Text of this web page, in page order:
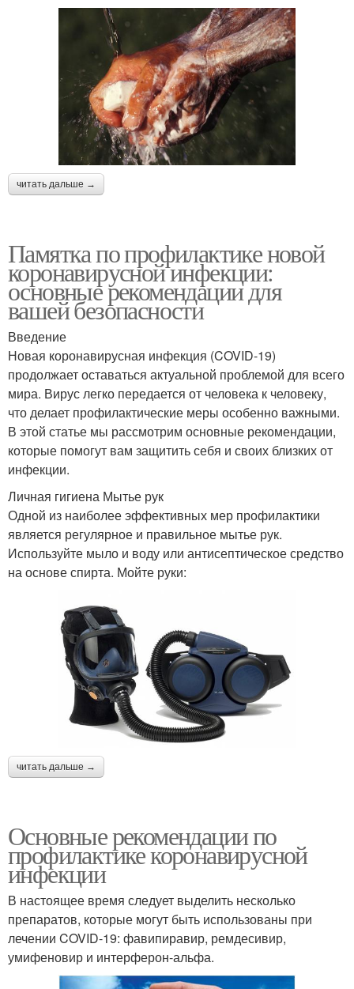
читать дальше →
Памятка по профилактике новой
коронавирусной инфекции:
основные рекомендации для
вашей безопасности
Введение
Новая коронавирусная инфекция (COVID-19)
продолжает оставаться актуальной проблемой для всего
мира. Вирус легко передается от человека к человеку,
что делает профилактические меры особенно важными.
В этой статье мы рассмотрим основные рекомендации,
которые помогут вам защитить себя и своих близких от
инфекции.
Личная гигиена Мытье рук
Одной из наиболее эффективных мер профилактики
является регулярное и правильное мытье рук.
Используйте мыло и воду или антисептическое средство
на основе спирта. Мойте руки:
читать дальше →
Основные рекомендации по
профилактике коронавирусной
инфекции
В настоящее время следует выделить несколько
препаратов, которые могут быть использованы при
лечении COVID-19: фавипиравир, ремдесивир,
умифеновир и интерферон-альфа.